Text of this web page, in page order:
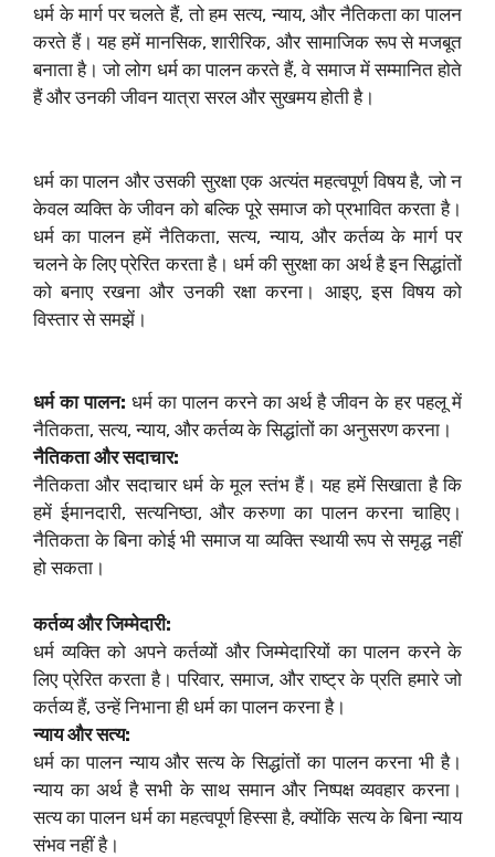
धर्म के मार्ग पर चलते हैं, तो हम सत्य, न्याय, और नैतिकता का पालन
करते हैं। यह हमें मानसिक, शारीरिक, और सामाजिक रूप से मजबूत
बनाता है। जो लोग धर्म का पालन करते हैं, वे समाज में सम्मानित होते
हैं और उनकी जीवन यात्रा सरल और सुखमय होती है।
धर्म का पालन और उसकी सुरक्षा एक अत्यंत महत्वपूर्ण विषय है, जो न
केवल व्यक्ति के जीवन को बल्कि पूरे समाज को प्रभावित करता है।
धर्म का पालन हमें नैतिकता, सत्य, न्याय, और कर्तव्य के मार्ग पर
चलने के लिए प्रेरित करता है। धर्म की सुरक्षा का अर्थ है इन सिद्धांतों
को बनाए रखना और उनकी रक्षा करना। आइए, इस विषय को
विस्तार से समझें।
धर्म का पालन: धर्म का पालन करने का अर्थ है जीवन के हर पहलू में
नैतिकता, सत्य, न्याय, और कर्तव्य के सिद्धांतों का अनुसरण करना।
नैतिकता और सदाचार:
नैतिकता और सदाचार धर्म के मूल स्तंभ हैं। यह हमें सिखाता है कि
हमें ईमानदारी, सत्यनिष्ठा, और करुणा का पालन करना चाहिए।
नैतिकता के बिना कोई भी समाज या व्यक्ति स्थायी रूप से समृद्ध नहीं
हो सकता।
कर्तव्य और जिम्मेदारी:
धर्म व्यक्ति को अपने कर्तव्यों और जिम्मेदारियों का पालन करने के
लिए प्रेरित करता है। परिवार, समाज, और राष्ट्र के प्रति हमारे जो
कर्तव्य हैं, उन्हें निभाना ही धर्म का पालन करना है।
न्याय और सत्य:
धर्म का पालन न्याय और सत्य के सिद्धांतों का पालन करना भी है।
न्याय का अर्थ है सभी के साथ समान और निष्पक्ष व्यवहार करना।
सत्य का पालन धर्म का महत्वपूर्ण हिस्सा है, क्योंकि सत्य के बिना न्याय
संभव नहीं है।